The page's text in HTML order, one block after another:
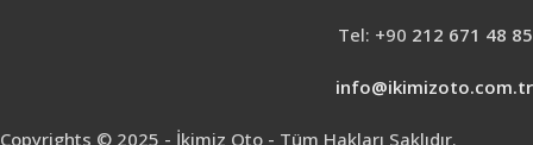
Tel: +90 212 671 48 85
info@ikimizoto.com.tr
Copyrights © 2025 - İkimiz Oto - Tüm Hakları Saklıdır.